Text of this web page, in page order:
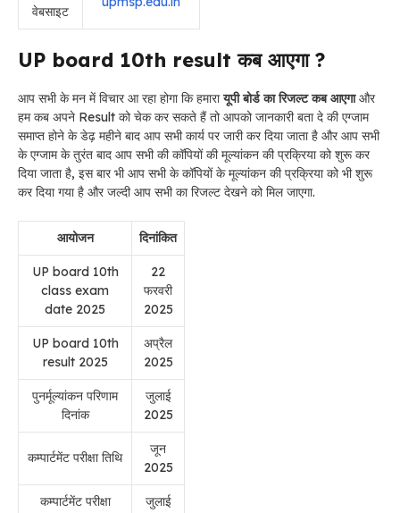
वेबसाइट
UP board 10th result कब आएगा ?
आप सभी के मन में विचार आ रहा होगा कि हमारायूपी बोर्ड का रिजल्ट कब आएगाऔर
हम कब अपने Result को चेक कर सकते हैं तो आपको जानकारी बता दे की एग्जाम
समाप्त होने के डेढ़ महीने बाद आप सभी कार्य पर जारी कर दिया जाता है और आप सभी
के एग्जाम के तुरंत बाद आप सभी की कॉपियों की मूल्यांकन की प्रक्रिया को शुरू कर
दिया जाता है, इस बार भी आप सभी के कॉपियों के मूल्यांकन की प्रक्रिया को भी शुरू
कर दिया गया है और जल्दी आप सभी का रिजल्ट देखने को मिल जाएगा.
आयोजन दिनांकित
UP board 10th
class exam
date 2025
22
फरवरी
2025
UP board 10th
result 2025
अप्रैल
2025
पुनर्मूल्यांकन परिणाम
दिनांक
जुलाई
2025
कम्पार्टमेंट परीक्षा तिथि
जून
2025
कम्पार्टमेंट परीक्षा
जुलाई